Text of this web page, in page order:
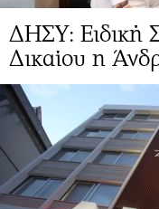
ΔΗΣΥ: Ειδική
Δικαίου η